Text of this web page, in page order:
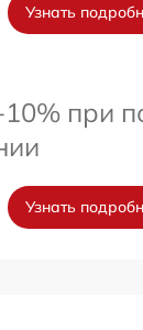
Узнать
при
Узнать